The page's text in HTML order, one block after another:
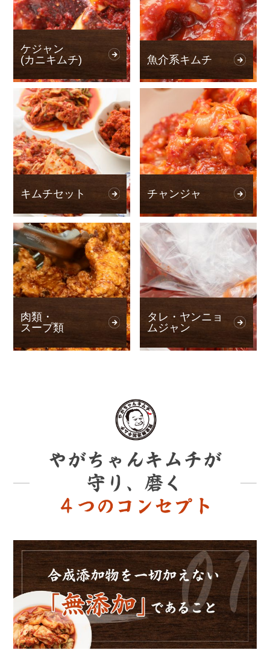
ケジャン
(カニキムチ)
魚介系キムチ
キムチセット チャンジャ
肉類・
スープ類
タレ・ヤンニョ
ムジャン